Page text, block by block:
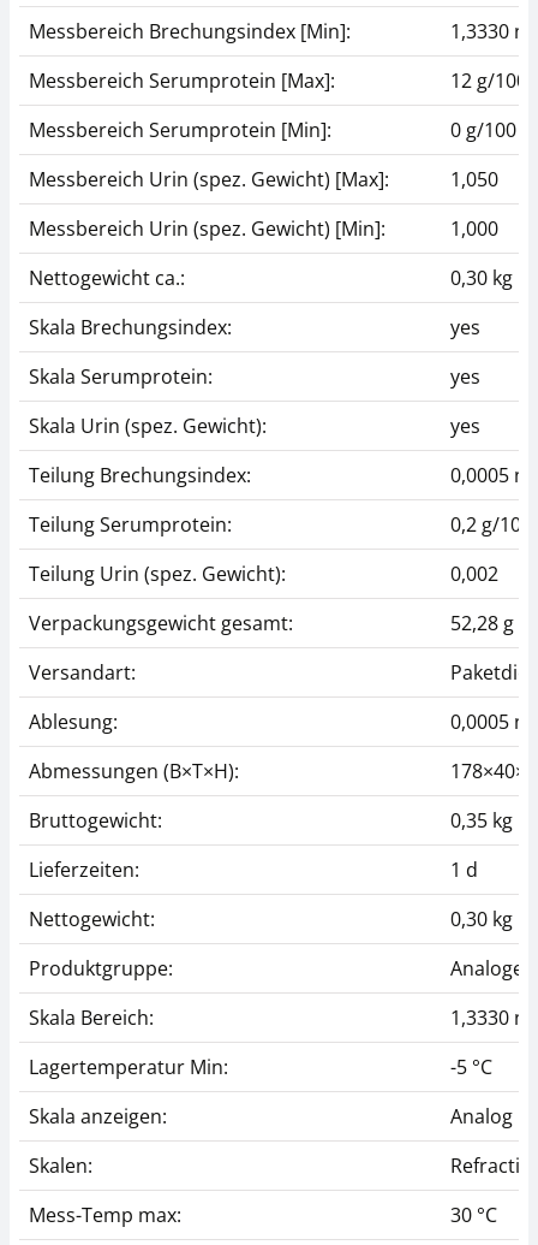
Messbereich Brechungsindex [Min]:
1,3330
Messbereich Serumprotein [Max]:
12 g/100
Messbereich Serumprotein [Min]:
0 g/100
Messbereich Urin (spez. Gewicht) [Max]:
1,050
Messbereich Urin (spez. Gewicht) [Min]:
1,000
Nettogewicht ca.:
0,30 kg
Skala Brechungsindex:
yes
Skala Serumprotein:
yes
Skala Urin (spez. Gewicht):
yes
Teilung Brechungsindex:
0,0005
Teilung Serumprotein:
0,2 g/100
Teilung Urin (spez. Gewicht):
0,002
Verpackungsgewicht gesamt:
52,28 g
Versandart:
Ablesung:
0,0005
Abmessungen (B×T×H):
Bruttogewicht:
0,35 kg
Lieferzeiten:
1 d
Nettogewicht:
0,30 kg
Produktgruppe:
Analoge
Skala Bereich:
1,3330
Lagertemperatur Min:
-5 °C
Skala anzeigen:
Analog
Skalen:
Mess-Temp max:
30 °C